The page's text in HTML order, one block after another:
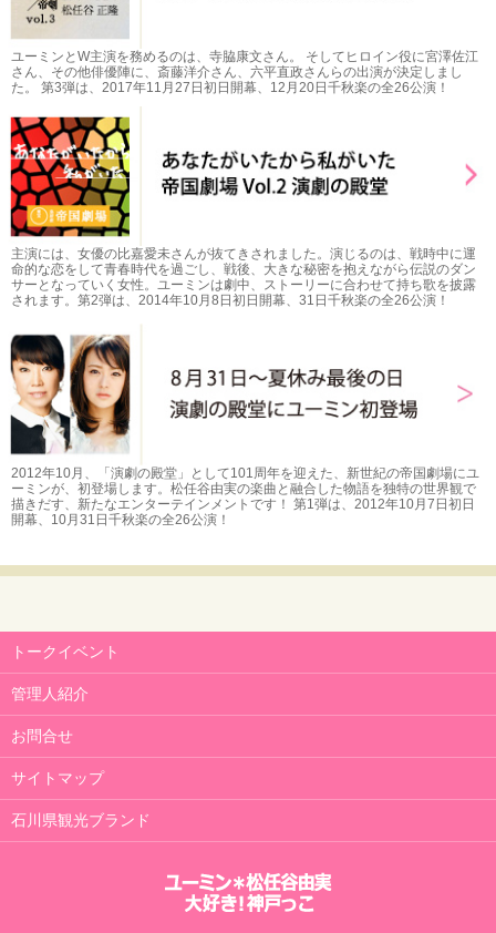
ユーミンとW主演を務めるのは、寺脇康文さん。 そしてヒロイン役に宮澤佐江
さん、その他俳優陣に、斎藤洋介さん、六平直政さんらの出演が決定しまし
た。 第3弾は、2017年11月27日初日開幕、12月20日千秋楽の全26公演！
主演には、女優の比嘉愛未さんが抜てきされました。演じるのは、戦時中に運
命的な恋をして青春時代を過ごし、戦後、大きな秘密を抱えながら伝説のダン
サーとなっていく女性。ユーミンは劇中、ストーリーに合わせて持ち歌を披露
されます。第2弾は、2014年10月8日初日開幕、31日千秋楽の全26公演！
2012年10月、「演劇の殿堂」として101周年を迎えた、新世紀の帝国劇場にユ
ーミンが、初登場します。松任谷由実の楽曲と融合した物語を独特の世界観で
描きだす、新たなエンターテインメントです！ 第1弾は、2012年10月7日初日
開幕、10月31日千秋楽の全26公演！
トークイベント
管理人紹介
お問合せ
サイトマップ
石川県観光ブランド